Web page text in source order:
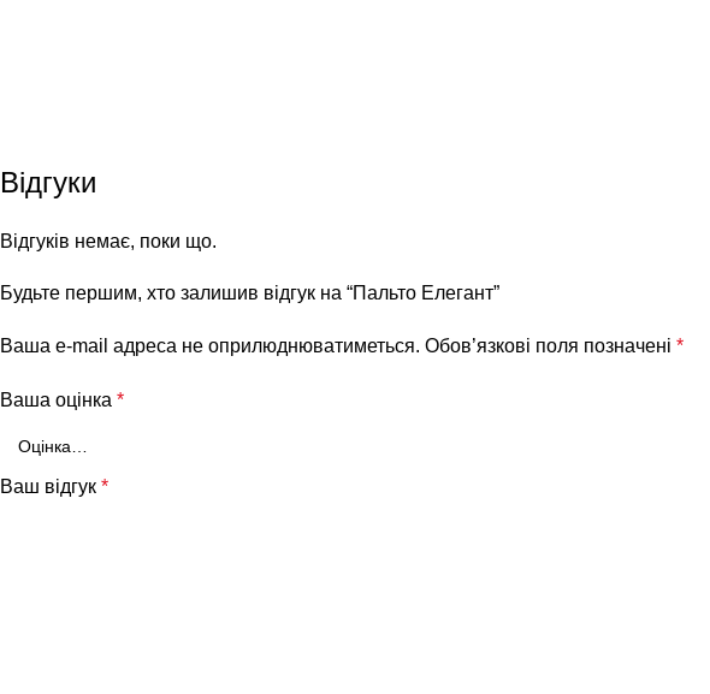
Відгуки
Відгуків немає, поки що.
Будьте першим, хто залишив відгук на “Пальто Елегант”
Ваша e-mail адреса не оприлюднюватиметься. Обов’язкові поля позначені *
Ваша оцінка *
Ваш відгук *